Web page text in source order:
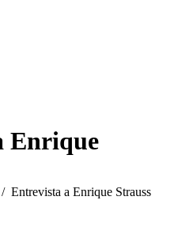
Enrique
Entrevista a Enrique Strauss